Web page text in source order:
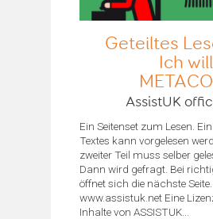
Geteiltes
Ich
AssistUK
Ein Seitenset zum Lesen.
Textes kann vorgelesen
zweiter Teil muss selber
Dann wird gefragt. Bei
öffnet sich die nächste Seite.
www.assistuk.net Eine
Inhalte von ASSISTUK...